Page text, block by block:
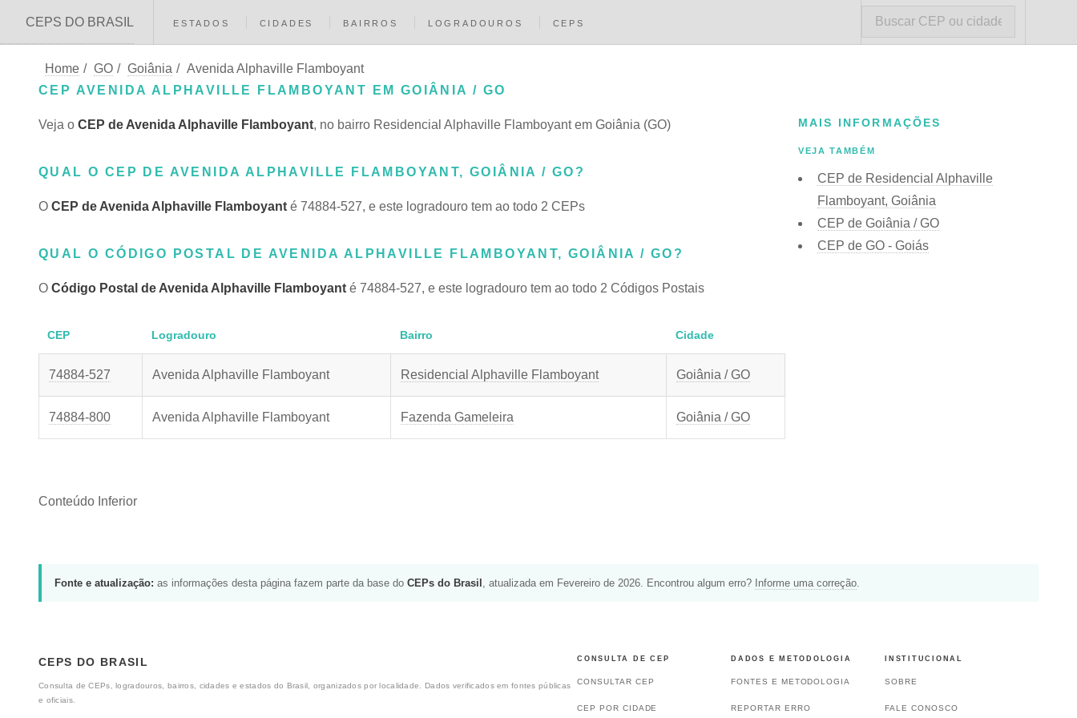
CEPS DO BRASIL ESTADOS CIDADES BAIRROS LOGRADOUROS CEPS
Home / GO / Goiânia / Avenida Alphaville Flamboyant
CEP AVENIDA ALPHAVILLE FLAMBOYANT EM GOIÂNIA / GO
Veja o CEP de Avenida Alphaville Flamboyant, no bairro Residencial Alphaville Flamboyant em Goiânia (GO)
QUAL O CEP DE AVENIDA ALPHAVILLE FLAMBOYANT, GOIÂNIA / GO?
O CEP de Avenida Alphaville Flamboyant é 74884-527, e este logradouro tem ao todo 2 CEPs
QUAL O CÓDIGO POSTAL DE AVENIDA ALPHAVILLE FLAMBOYANT, GOIÂNIA / GO?
O Código Postal de Avenida Alphaville Flamboyant é 74884-527, e este logradouro tem ao todo 2 Códigos Postais
CEP Logradouro Bairro Cidade
74884-527 Avenida Alphaville Flamboyant Residencial Alphaville Flamboyant Goiânia / GO
74884-800 Avenida Alphaville Flamboyant Fazenda Gameleira Goiânia / GO
Conteúdo Inferior
MAIS INFORMAÇÕES
VEJA TAMBÉM
CEP de Residencial Alphaville
Flamboyant, Goiânia
CEP de Goiânia / GO
CEP de GO - Goiás
Fonte e atualização: as informações desta página fazem parte da base do CEPs do Brasil , atualizada em Fevereiro de 2026. Encontrou algum erro? Informe uma correção
CEPS DO BRASIL
Consulta de CEPs, logradouros, bairros, cidades e estados do Brasil, organizados por localidade. Dados verificados em fontes públicas
e oficiais.
CONSULTA DE CEP
CONSULTAR CEP
CEP POR CIDADE
DADOS E METODOLOGIA
FONTES E METODOLOGIA
REPORTAR ERRO
INSTITUCIONAL
SOBRE
FALE CONOSCO